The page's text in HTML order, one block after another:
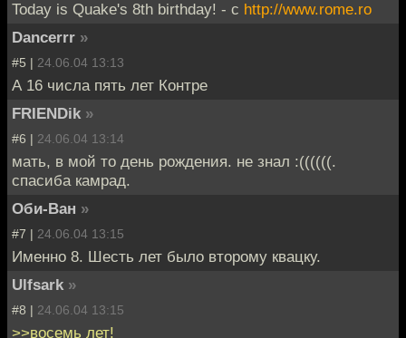
Today is Quake's 8th birthday! - с http://www.rome.ro
Dancerrr »
#5 | 24.06.04 13:13
А 16 числа пять лет Контре
FRIENDik »
#6 | 24.06.04 13:14
мать, в мой то день рождения. не знал :((((((.
спасиба камрад.
Оби-Ван »
#7 | 24.06.04 13:15
Именно 8. Шесть лет было второму квацку.
Ulfsark »
#8 | 24.06.04 13:15
>>восемь лет!